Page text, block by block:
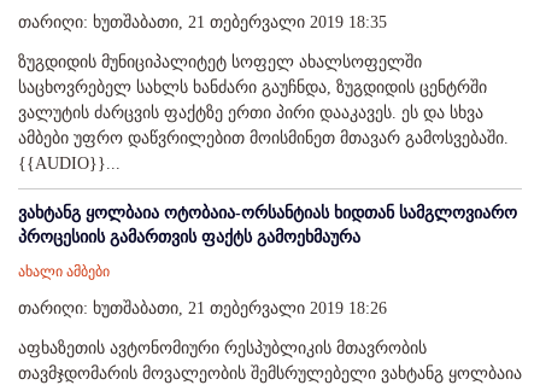
თარიღი: ხუთშაბათი, 21 თებერვალი 2019 18:35
ზუგდიდის მუნიციპალიტეტ სოფელ ახალსოფელში
საცხოვრებელ სახლს ხანძარი გაუჩნდა, ზუგდიდის ცენტრში
ვალუტის ძარცვის ფაქტზე ერთი პირი დააკავეს. ეს და სხვა
ამბები უფრო დაწვრილებით მოისმინეთ მთავარ გამოსვებაში.
{{AUDIO}}...
ვახტანგ ყოლბაია ოტობაია-ორსანტიას ხიდთან სამგლოვიარო
პროცესიის გამართვის ფაქტს გამოეხმაურა
ახალი ამბები
თარიღი: ხუთშაბათი, 21 თებერვალი 2019 18:26
აფხაზეთის ავტონომიური რესპუბლიკის მთავრობის
თავმჯდომარის მოვალეობის შემსრულებელი ვახტანგ ყოლბაია